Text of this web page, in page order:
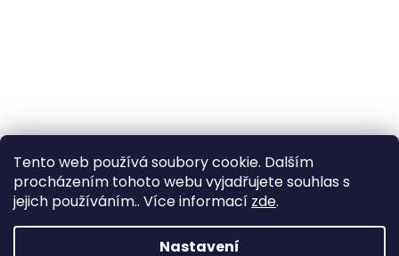
Tento web používá soubory cookie. Dalším
procházením tohoto webu vyjadřujete souhlas s
jejich používáním.. Více informací zde.
Nastavení
Vytvořil Shoptet